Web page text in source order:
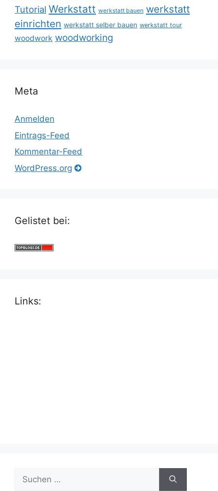
Tutorial Werkstatt werkstatt bauen werkstatt
einrichten werkstatt selber bauen werkstatt tour
woodwork woodworking
Meta
Anmelden
Eintrags-Feed
Kommentar-Feed
WordPress.org
Gelistet bei:
Links:
nach: